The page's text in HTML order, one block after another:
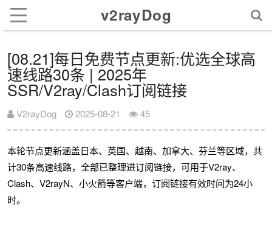
v2rayDog
[08.21]每日免费节点更新:优选全球高
速线路30条 | 2025年
SSR/V2ray/Clash订阅链接
V2rayDog 2025-08-21 45
本轮节点更新涵盖日本、英国、越南、加拿大、芬兰等区域，共
计30条高速线路，全部已整理进订阅链接，可用于V2ray、
Clash、V2rayN、小火箭等客户端，订阅链接有效时间为24小
时。